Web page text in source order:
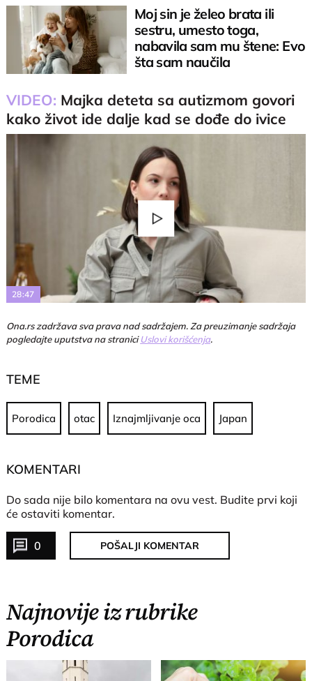
Moj sin je želeo brata ili
sestru, umesto toga,
nabavila sam mu štene: Evo
šta sam naučila
VIDEO: Majka deteta sa autizmom govori
kako život ide dalje kad se dođe do ivice
Play
Video
28:47
Ona.rs zadržava sva prava nad sadržajem. Za preuzimanje sadržaja
pogledajte uputstva na straniciUslovi korišćenja.
TEME
Porodica otac Iznajmljivanje oca Japan
KOMENTARI
Do sada nije bilo komentara na ovu vest. Budite prvi koji
će ostaviti komentar.
0 POŠALJI KOMENTAR
Najnovije iz rubrike
Porodica